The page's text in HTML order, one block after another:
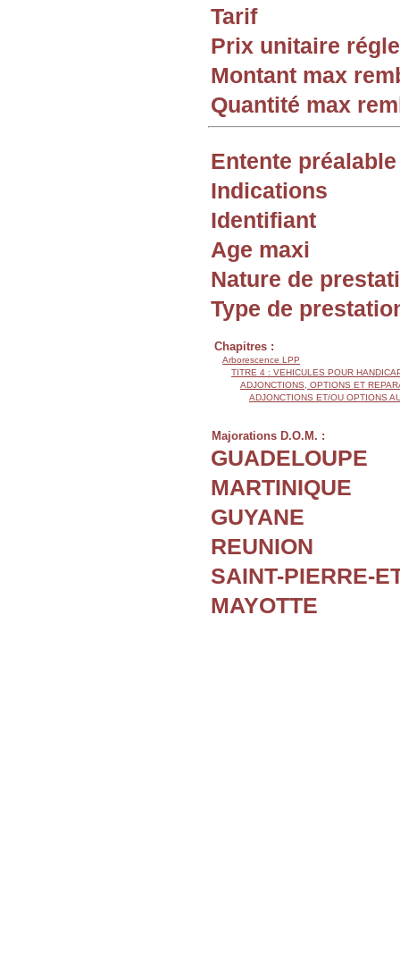
Tarif
Prix unitaire
Montant max
Quantité max
Entente préalable
Indications
Identifiant
Age maxi
Nature de
Type de
Chapitres :
Arborescence LPP
TITRE 4 : VEHICULES POUR
ADJONCTIONS, OPTIONS ET
ADJONCTIONS ET/OU OPTIONS
Majorations D.O.M. :
GUADELOUPE
MARTINIQUE
GUYANE
REUNION
SAINT-PIERRE-
MAYOTTE